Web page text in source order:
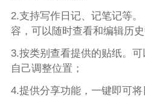
2.支持写作日记、记笔记等
容，可以随时查看和编辑历
3.按类别查看提供的贴纸。可
自己调整位置；
4.提供分享功能，一键即可